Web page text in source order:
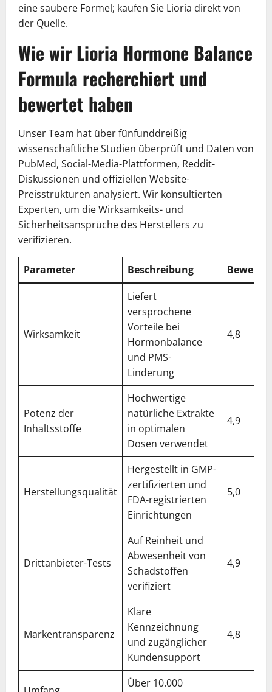
eine saubere Formel; kaufen Sie Lioria direkt von
der Quelle.
Wie wir Lioria Hormone Balance
Formula recherchiert und
bewertet haben
Unser Team hat über fünfunddreißig
wissenschaftliche Studien überprüft und Daten von
PubMed, Social-Media-Plattformen, Reddit-
Diskussionen und offiziellen Website-
Preisstrukturen analysiert. Wir konsultierten
Experten, um die Wirksamkeits- und
Sicherheitsansprüche des Herstellers zu
verifizieren.
Parameter Beschreibung
Wirksamkeit
Liefert
versprochene
Vorteile bei
Hormonbalance
und PMS-
Linderung
4,8
Potenz der
Inhaltsstoffe
Hochwertige
natürliche Extrakte
in optimalen
Dosen verwendet
4,9
Herstellungsqualität
Hergestellt in GMP-
zertifizierten und
FDA-registrierten
Einrichtungen
5,0
Drittanbieter-Tests
Auf Reinheit und
Abwesenheit von
Schadstoffen
verifiziert
4,9
Markentransparenz
Klare
Kennzeichnung
und zugänglicher
Kundensupport
4,8
Über 10.000